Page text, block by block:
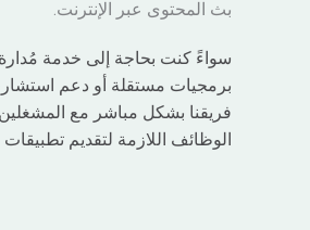
بث المحتوى عبر الإنترنت.
سواءً كنت بحاجة إلى خدمة
برمجيات مستقلة أو دعم
فريقنا بشكل مباشر مع المشغلين
الوظائف اللازمة لتقديم تطبيقات LI المتوافقة والجاهزة للتدقيق.
Chinese